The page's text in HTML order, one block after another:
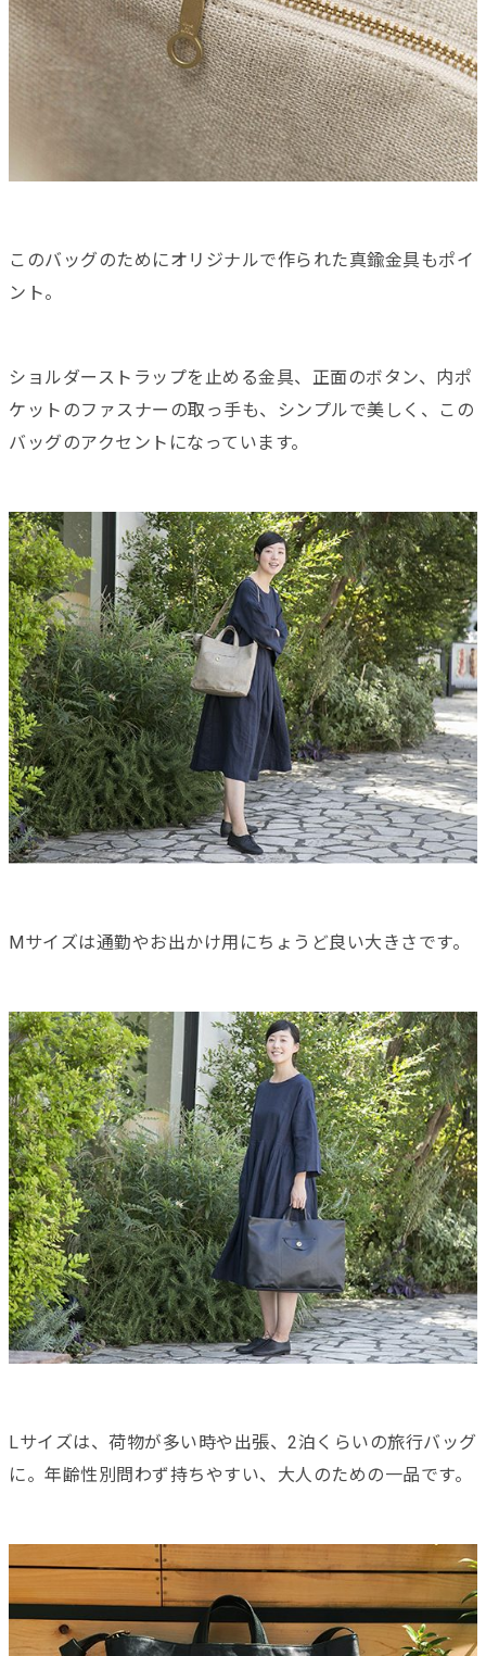
このバッグのためにオリジナルで作られた真鍮金具もポイ
ント。
ショルダーストラップを止める金具、正面のボタン、内ポ
ケットのファスナーの取っ手も、シンプルで美しく、この
バッグのアクセントになっています。
Mサイズは通勤やお出かけ用にちょうど良い大きさです。
Lサイズは、荷物が多い時や出張、2泊くらいの旅行バッグ
に。年齢性別問わず持ちやすい、大人のための一品です。